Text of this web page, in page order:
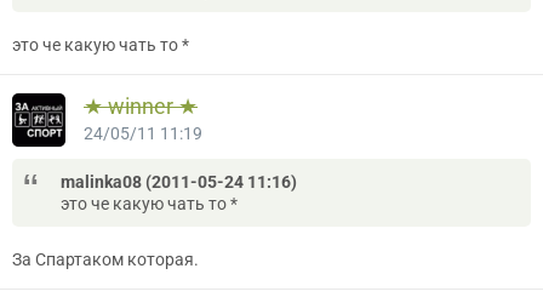
это че какую чать то *
★ winner ★
24/05/11 11:19
malinka08 (2011-05-24 11:16)
это че какую чать то *
За Спартаком которая.